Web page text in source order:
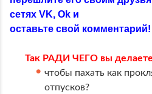
сетях VK, Ok и
оставьте свой комментарий!
Так РАДИ ЧЕГО вы делаете
чтобы пахать как
отпусков?